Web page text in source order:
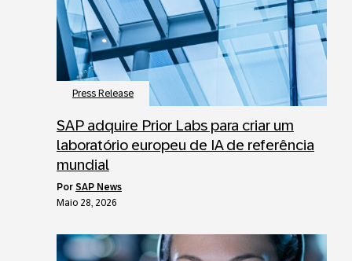
Press Release
SAP adquire Prior Labs para criar um
laboratório europeu de IA de referência
mundial
por SAP News
Maio 28, 2026